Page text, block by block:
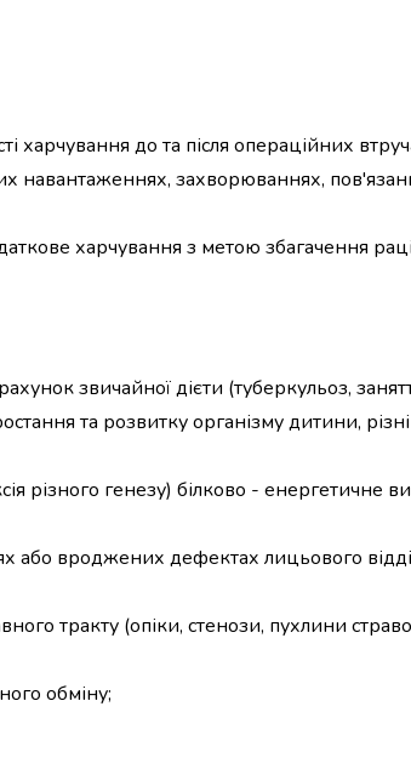
харчування до та після операційних
навантаженнях, захворюваннях,
харчування з метою збагачення
звичайної дієти (туберкульоз,
та розвитку організму дитини, різні
різного генезу) білково - енергетичне
вроджених дефектах лицьового
тракту (опіки, стенози, пухлини
обміну;